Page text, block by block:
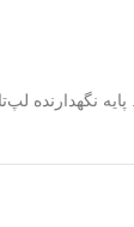
نگهدارنده